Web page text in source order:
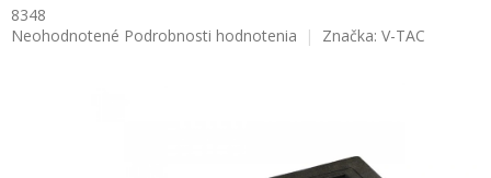
8348
Priemerné
Neohodnotené Podrobnosti hodnotenia Značka: V-TAC